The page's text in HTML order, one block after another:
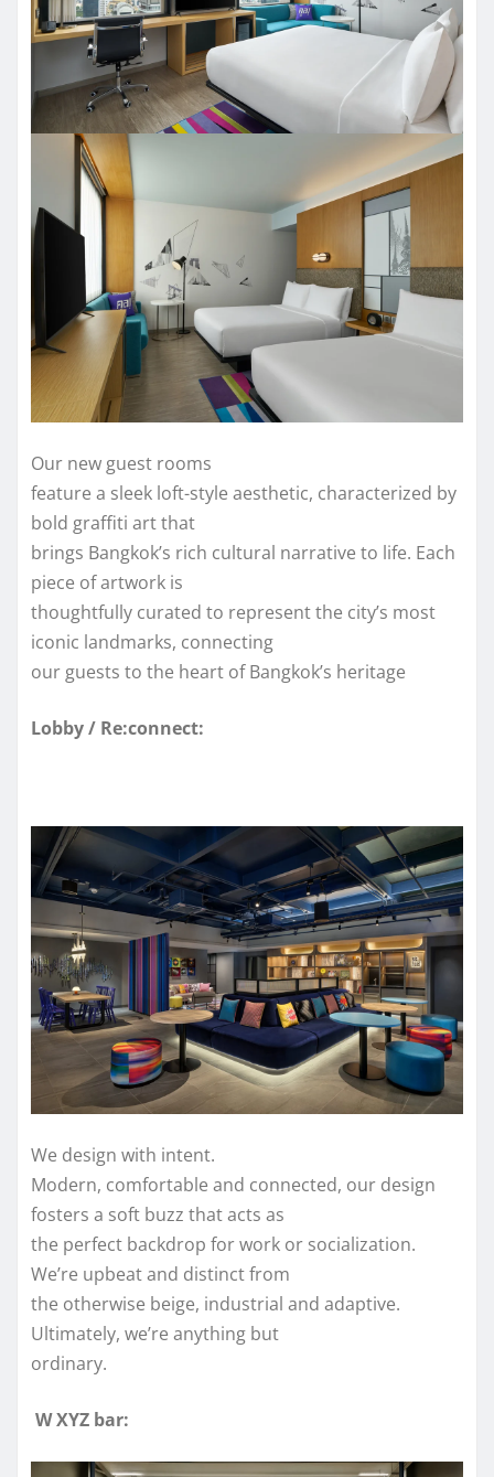
Our new guest rooms
feature a sleek loft-style aesthetic, characterized by
bold graffiti art that
brings Bangkok’s rich cultural narrative to life. Each
piece of artwork is
thoughtfully curated to represent the city’s most
iconic landmarks, connecting
our guests to the heart of Bangkok’s heritage
Lobby / Re:connect:
We design with intent.
Modern, comfortable and connected, our design
fosters a soft buzz that acts as
the perfect backdrop for work or socialization.
We’re upbeat and distinct from
the otherwise beige, industrial and adaptive.
Ultimately, we’re anything but
ordinary.
W XYZ bar: